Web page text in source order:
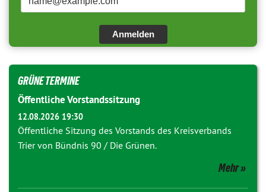
Anmelden
GRÜNE TERMINE
Öffentliche Vorstandssitzung
12.08.2026 19:30
Öffentliche Sitzung des Vorstands des Kreisverbands
Trier von Bündnis 90 / Die Grünen.
Mehr